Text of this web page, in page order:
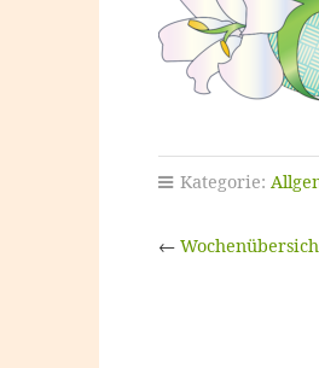
Kategorie:
←